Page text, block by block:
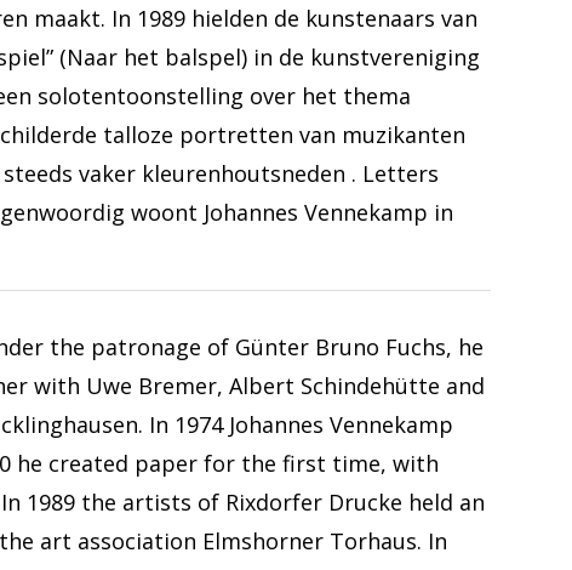
maakt. In 1989 hielden de kunstenaars van
(Naar het balspel) in de kunstvereniging
solotentoonstelling over het thema
talloze portretten van muzikanten
vaker kleurenhoutsneden . Letters
woont Johannes Vennekamp in
the patronage of Günter Bruno Fuchs, he
with Uwe Bremer, Albert Schindehütte and
In 1974 Johannes Vennekamp
he created paper for the first time, with
1989 the artists of Rixdorfer Drucke held an
art association Elmshorner Torhaus. In